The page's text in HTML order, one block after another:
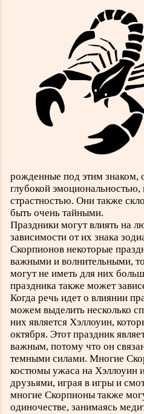
рожденные под этим знаком,
глубокой
страстностью. Они также
быть очень тайными.
Праздники могут влиять на
зависимости от их знака
Скорпионов некоторые
важными и волнительными,
могут не иметь для них
праздника также может
Когда речь идет о влиянии
можем выделить несколько
них является Хэллоуин,
октября. Этот праздник
важным, потому что он
темными силами. Многие
костюмы ужаса на Хэллоуин
друзьями, играя в игры и
многие Скорпионы также
одиночестве, занимаясь